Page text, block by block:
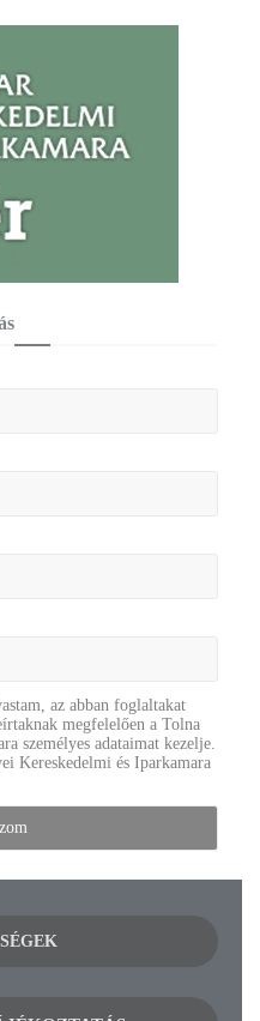
az abban foglaltakat
megfelelően a Tolna
személyes adataimat kezelje.
Kereskedelmi és Iparkamara